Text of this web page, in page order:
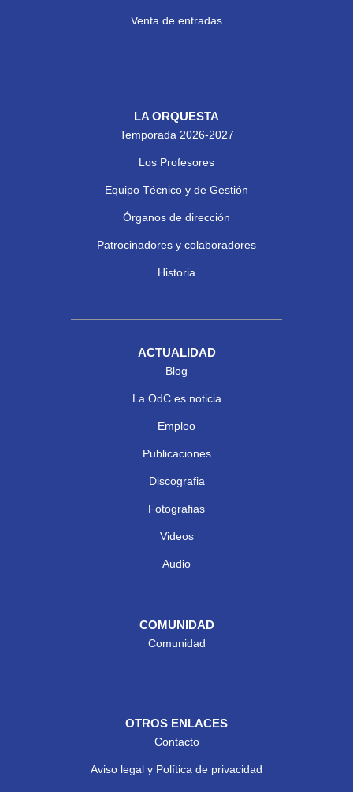
Venta de entradas
LA ORQUESTA
Temporada 2026-2027
Los Profesores
Equipo Técnico y de Gestión
Órganos de dirección
Patrocinadores y colaboradores
Historia
ACTUALIDAD
Blog
La OdC es noticia
Empleo
Publicaciones
Discografia
Fotografias
Videos
Audio
COMUNIDAD
Comunidad
OTROS ENLACES
Contacto
Aviso legal y Política de privacidad